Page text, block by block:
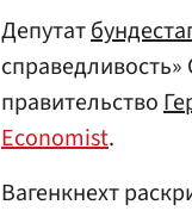
Депутат
справедливость»
правительство
Economist.
Вагенкнехт